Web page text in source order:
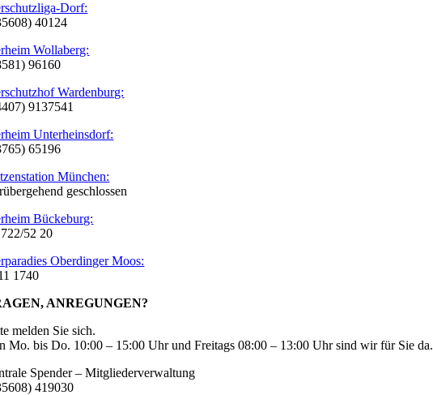
Dorf:
40124
Wollaberg:
96160
Wardenburg:
9137541
Unterheinsdorf:
65196
München:
geschlossen
Bückeburg:
52 20
Oberdinger Moos:
1740
ANREGUNGEN?
melden Sie sich.
Mo. bis Do. 10:00 – 15:00 Uhr und Freitags 08:00 – 13:00 Uhr sind wir für Sie da.
Spender – Mitgliederverwaltung
419030